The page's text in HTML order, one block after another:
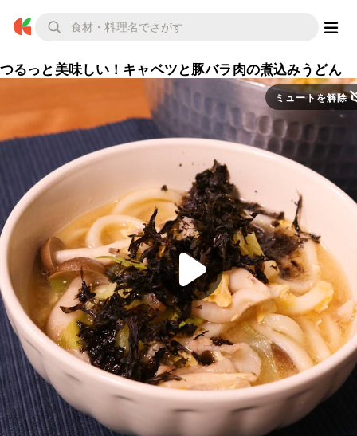
つるっと美味しい！キャベツと豚バラ肉の煮込みうどん
ミュートを解除